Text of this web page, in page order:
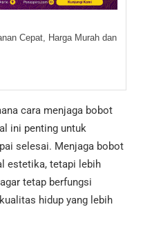
Cepat, Harga Murah dan
cara menjaga bobot
ini penting untuk
selesai. Menjaga bobot
estetika, tetapi lebih
tetap berfungsi
hidup yang lebih